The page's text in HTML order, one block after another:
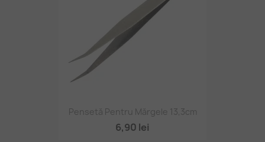
Pensetă Pentru Mărgele 13,3cm
6,90 lei